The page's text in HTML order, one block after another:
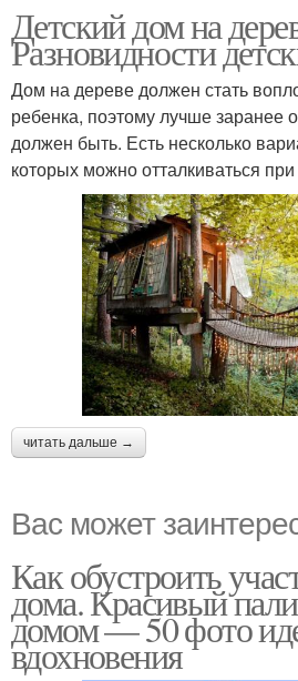
Детский дом на
Разновидности
Дом на дереве должен стать
ребенка, поэтому лучше заранее
должен быть. Есть несколько
которых можно отталкиваться при
читать дальше →
Вас может
Как обустроить
дома. Красивый
домом — 50 фото
вдохновения